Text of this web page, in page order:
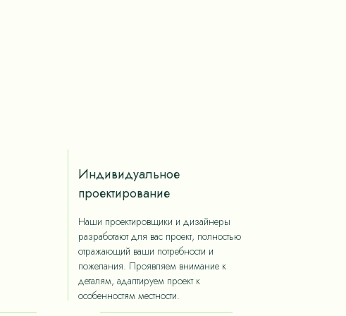
Индивидуальное
проектирование
Наши проектировщики и дизайнеры
разработают для вас проект, полностью
отражающий ваши потребности и
пожелания. Проявляем внимание к
деталям, адаптируем проект к
особенностям местности.